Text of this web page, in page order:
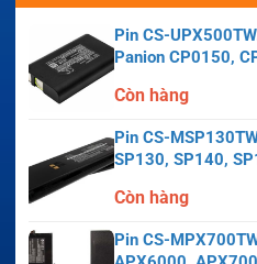
Pin CS-
Panion CP0150,
Còn hàng
Pin CS-
SP130, SP140,
Còn hàng
Pin CS-